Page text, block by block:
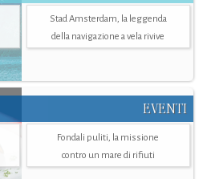
Stad Amsterdam, la leggenda
della navigazione a vela rivive
EVENTI
Fondali puliti, la missione
contro un mare di rifiuti